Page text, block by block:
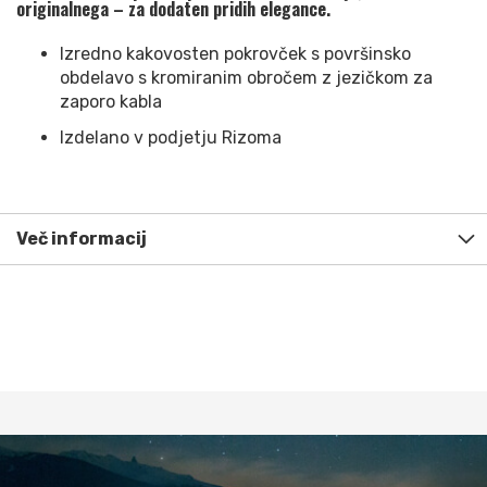
originalnega – za dodaten pridih elegance.
Izredno kakovosten pokrovček s površinsko
obdelavo s kromiranim obročem z jezičkom za
zaporo kabla
Izdelano v podjetju Rizoma
Več informacij